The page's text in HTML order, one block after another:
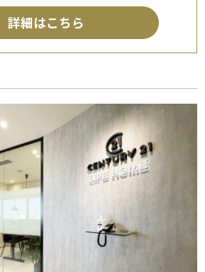
詳細はこちら